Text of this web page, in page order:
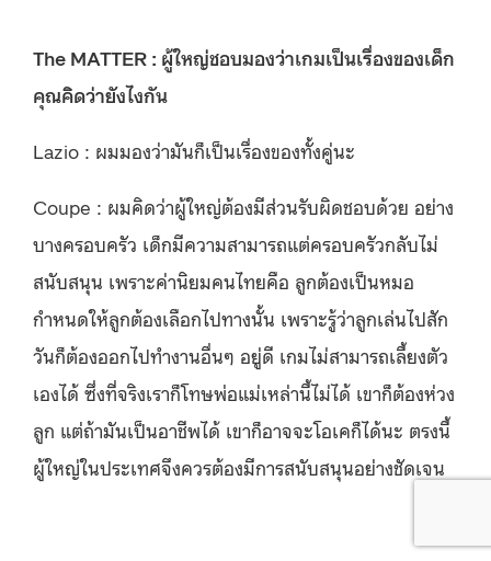
The MATTER : ผู้ใหญ่ชอบมองว่าเกมเป็นเรื่องของเด็ก
คุณคิดว่ายังไงกัน
Lazio : ผมมองว่ามันก็เป็นเรื่องของทั้งคู่นะ
Coupe : ผมคิดว่าผู้ใหญ่ต้องมีส่วนรับผิดชอบด้วย อย่าง
บางครอบครัว เด็กมีความสามารถแต่ครอบครัวกลับไม่
สนับสนุน เพราะค่านิยมคนไทยคือ ลูกต้องเป็นหมอ
กำหนดให้ลูกต้องเลือกไปทางนั้น เพราะรู้ว่าลูกเล่นไปสัก
วันก็ต้องออกไปทำงานอื่นๆ อยู่ดี เกมไม่สามารถเลี้ยงตัว
เองได้ ซึ่งที่จริงเราก็โทษพ่อแม่เหล่านี้ไม่ได้ เขาก็ต้องห่วง
ลูก แต่ถ้ามันเป็นอาชีพได้ เขาก็อาจจะโอเคก็ได้นะ ตรงนี้
ผู้ใหญ่ในประเทศจึงควรต้องมีการสนับสนุนอย่างชัดเจน